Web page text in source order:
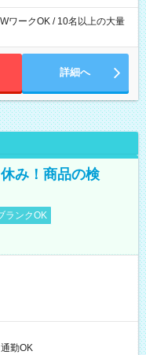
ワークOK / 10名以上の大量
詳細へ
み！商品の検
ランクOK
勤OK